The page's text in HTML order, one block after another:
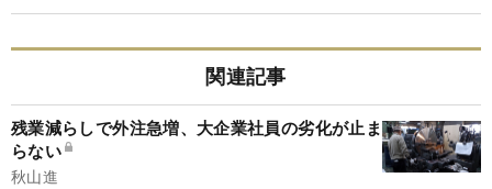
関連記事
残業減らしで外注急増、大企業社員の劣化が止ま
らない
秋山進